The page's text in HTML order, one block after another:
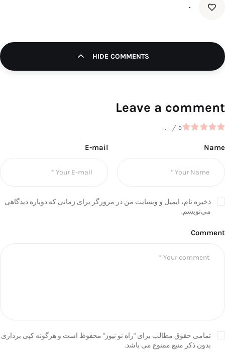
۰
HIDE COMMENTS
Leave a comment
۰.۰ / ۵
Name
E-mail
ذخیره نام، ایمیل و وبسایت من در مرورگر برای زمانی که دوباره دیدگاهی
می‌نویسم.
Comment
تمامی حقوق مطالب برای "راه نو نیوز" محفوظ است و هرگونه کپی برداری
بدون ذکر منبع ممنوع می باشد.